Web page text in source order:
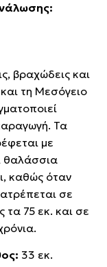
βραχώδεις και
τη Μεσόγειο
Τα
με
θαλάσσια
καθώς όταν
σε
τα 75 εκ. και σε
33 εκ.